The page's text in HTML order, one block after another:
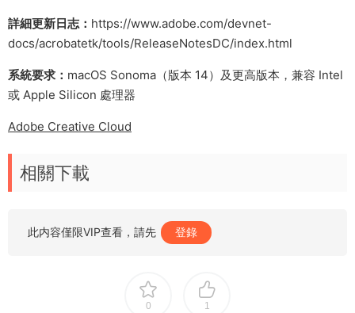
詳細更新日志： https://www.adobe.com/devnet-
docs/acrobatetk/tools/ReleaseNotesDC/index.html
系統要求： macOS Sonoma（版本 14）及更高版本，兼容 Intel
或 Apple Silicon 處理器
Adobe Creative Cloud
相關下載
此内容僅限VIP查看，請先 登錄
0 1